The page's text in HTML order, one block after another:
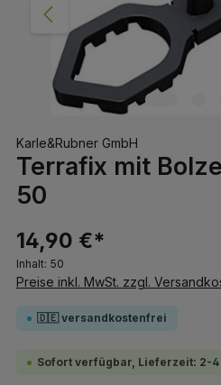
Karle&Rubner GmbH
Terrafix mit
50
14,90 €*
Inhalt: 50
Preise inkl. MwSt. zzgl.
🇩🇪 versandkostenfrei
Sofort verfügbar, Lieferzeit: 2-4